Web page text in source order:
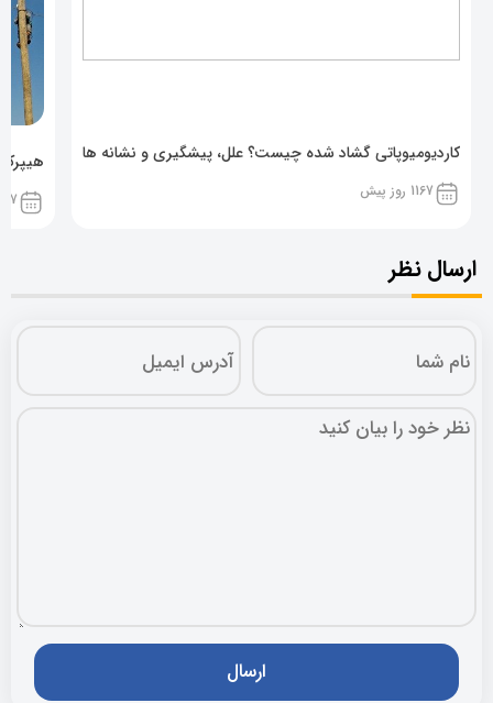
کاردیومیوپاتی گشاد شده چیست؟ علل، پیشگیری و نشانه ها
1167 روز پیش 1167
ارسال نظر